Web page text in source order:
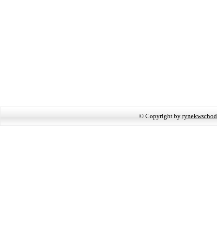
© Copyright by